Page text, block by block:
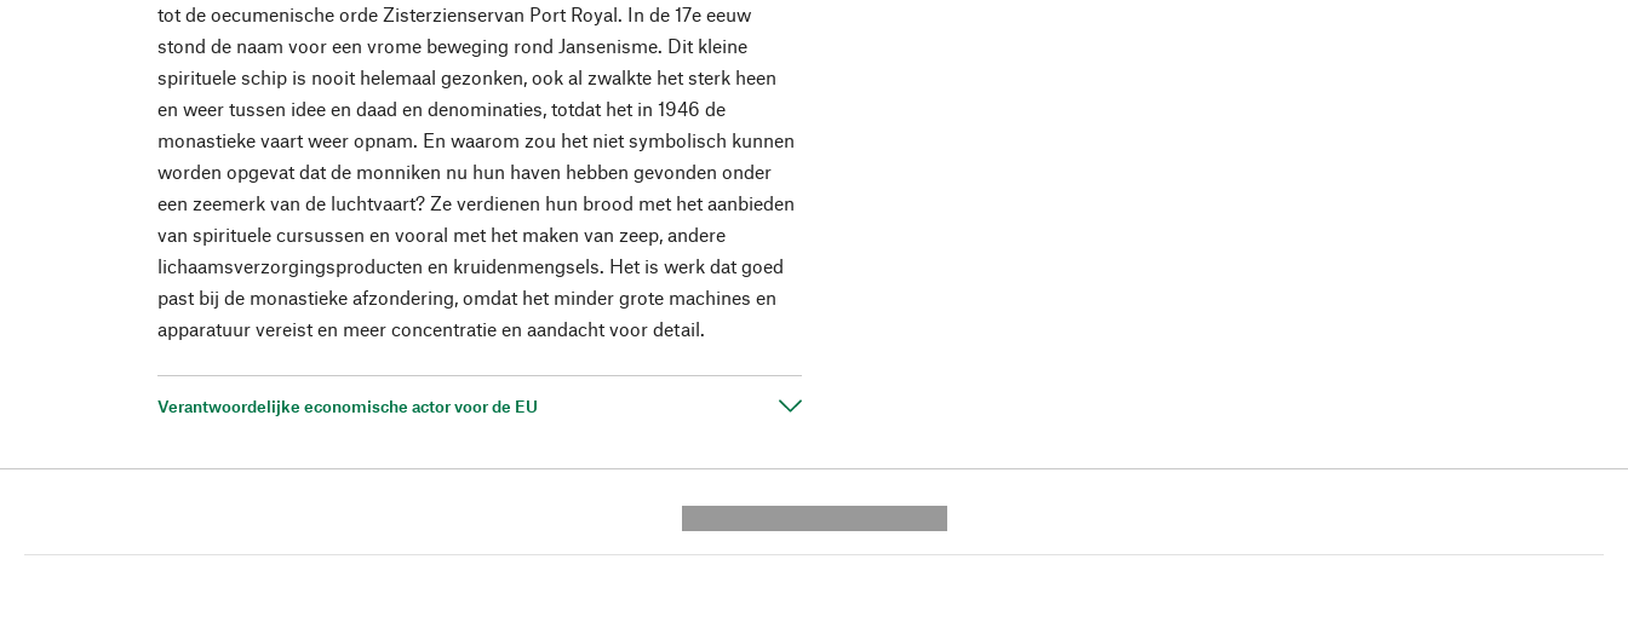
tot de oecumenische orde Zisterzienservan Port Royal. In de 17e eeuw
stond de naam voor een vrome beweging rond Jansenisme. Dit kleine
spirituele schip is nooit helemaal gezonken, ook al zwalkte het sterk heen
en weer tussen idee en daad en denominaties, totdat het in 1946 de
monastieke vaart weer opnam. En waarom zou het niet symbolisch kunnen
worden opgevat dat de monniken nu hun haven hebben gevonden onder
een zeemerk van de luchtvaart? Ze verdienen hun brood met het aanbieden
van spirituele cursussen en vooral met het maken van zeep, andere
lichaamsverzorgingsproducten en kruidenmengsels. Het is werk dat goed
past bij de monastieke afzondering, omdat het minder grote machines en
apparatuur vereist en meer concentratie en aandacht voor detail.
Verantwoordelijke economische actor voor de EU